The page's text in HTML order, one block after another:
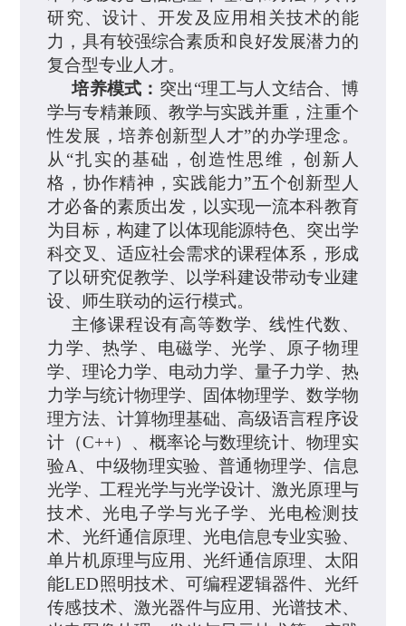
研究、设计、开发及应用相关技术的能
力，具有较强综合素质和良好发展潜力的
复合型专业人才。
培养模式： 突出“理工与人文结合、博
学与专精兼顾、教学与实践并重，注重个
性发展，培养创新型人才”的办学理念。
从“扎实的基础，创造性思维，创新人
格，协作精神，实践能力”五个创新型人
才必备的素质出发，以实现一流本科教育
为目标，构建了以体现能源特色、突出学
科交叉、适应社会需求的课程体系，形成
了以研究促教学、以学科建设带动专业建
设、师生联动的运行模式。
主修课程设有高等数学、线性代数、
力学、热学、电磁学、光学、原子物理
学、理论力学、电动力学、量子力学、热
力学与统计物理学、固体物理学、数学物
理方法、计算物理基础、高级语言程序设
计 （C++）、概率论与数理统计、物理实
验A、中级物理实验、普通物理学、信息
光学、工程光学与光学设计、激光原理与
技术、光电子学与光子学、光电检测技
术、光纤通信原理、光电信息专业实验、
单片机原理与应用、光纤通信原理、太阳
能LED照明技术、可编程逻辑器件、光纤
传感技术、激光器件与应用、光谱技术、